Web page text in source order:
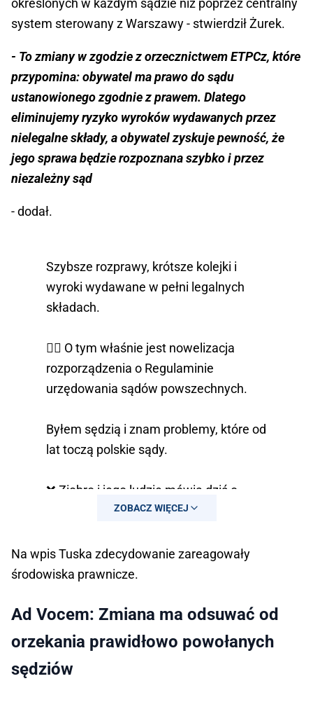
określonych w każdym sądzie niż poprzez centralny
system sterowany z Warszawy - stwierdził Żurek.
- To zmiany w zgodzie z orzecznictwem ETPCz, które
przypomina: obywatel ma prawo do sądu
ustanowionego zgodnie z prawem. Dlatego
eliminujemy ryzyko wyroków wydawanych przez
nielegalne składy, a obywatel zyskuje pewność, że
jego sprawa będzie rozpoznana szybko i przez
niezależny sąd
- dodał.
Szybsze rozprawy, krótsze kolejki i
wyroki wydawane w pełni legalnych
składach.
👉🏻 O tym właśnie jest nowelizacja
rozporządzenia o Regulaminie
urzędowania sądów powszechnych.
Byłem sędzią i znam problemy, które od
lat toczą polskie sądy.
❌ Ziobro i jego ludzie mówią dziś o…
ZOBACZ WIĘCEJ
Na wpis Tuska zdecydowanie zareagowały
środowiska prawnicze.
Ad Vocem: Zmiana ma odsuwać od
orzekania prawidłowo powołanych
sędziów